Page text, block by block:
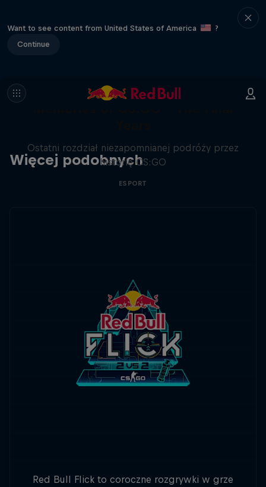
Want to see content from United States of America
?
Continue
Więcej podobnych
Ostatni rozdział niezapomnianej podróży przez
historię CS:GO
ESPORT
Red Bull Flick to coroczne rozgrywki w grze